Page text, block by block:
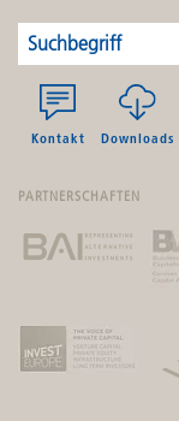
Kontakt Downloads
PARTNERSCHAFTEN